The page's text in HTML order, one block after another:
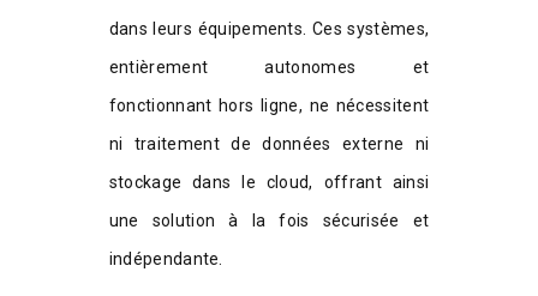
dans leurs équipements. Ces systèmes,
entièrement autonomes et
fonctionnant hors ligne, ne nécessitent
ni traitement de données externe ni
stockage dans le cloud, offrant ainsi
une solution à la fois sécurisée et
indépendante.